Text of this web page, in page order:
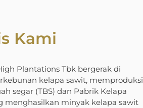
Kami
Plantations Tbk bergerak di
kelapa sawit, memproduksi
segar (TBS) dan Pabrik Kelapa
menghasilkan minyak kelapa sawit